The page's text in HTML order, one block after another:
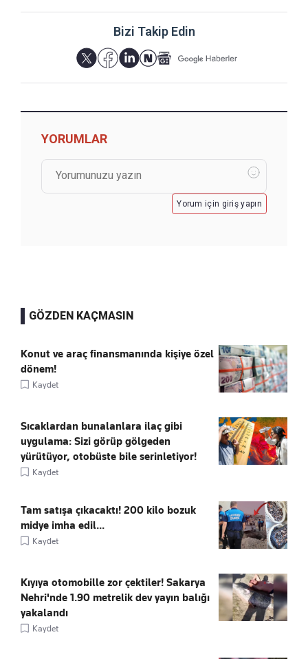
Bizi Takip Edin
YORUMLAR
Yorum için giriş yapın
GÖZDEN KAÇMASIN
Konut ve araç finansmanında kişiye özel
dönem!
Kaydet
Sıcaklardan bunalanlara ilaç gibi
uygulama: Sizi görüp gölgeden
yürütüyor, otobüste bile serinletiyor!
Kaydet
Tam satışa çıkacaktı! 200 kilo bozuk
midye imha edil...
Kaydet
Kıyıya otomobille zor çektiler! Sakarya
Nehri'nde 1.90 metrelik dev yayın balığı
yakalandı
Kaydet